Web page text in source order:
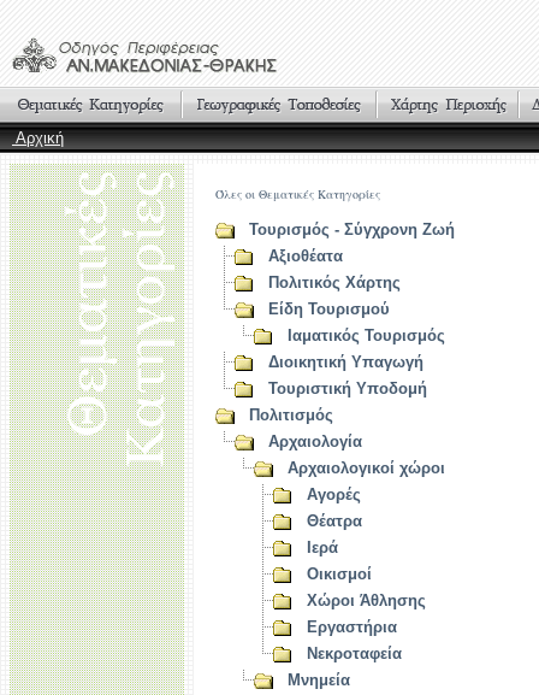
Αρχική
Όλες οι Θεματικές Κατηγορίες
Τουρισμός - Σύγχρονη Ζωή
Αξιοθέατα
Πολιτικός Χάρτης
Είδη Τουρισμού
Ιαματικός Τουρισμός
Διοικητική Υπαγωγή
Τουριστική Υποδομή
Πολιτισμός
Αρχαιολογία
Αρχαιολογικοί χώροι
Αγορές
Θέατρα
Ιερά
Οικισμοί
Χώροι Άθλησης
Εργαστήρια
Νεκροταφεία
Μνημεία